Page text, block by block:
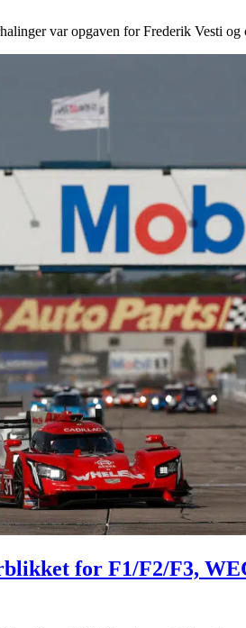
var opgaven for Frederik Vesti og
for F1/F2/F3,